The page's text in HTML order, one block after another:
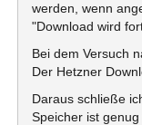
werden, wenn
"Download wird
Bei dem Versuch
Der Hetzner
Daraus schließe
Speicher ist